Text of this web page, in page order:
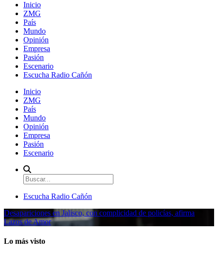
Inicio
ZMG
País
Mundo
Opinión
Empresa
Pasión
Escenario
Escucha Radio Cañón
Inicio
ZMG
País
Mundo
Opinión
Empresa
Pasión
Escenario
Escucha Radio Cañón
Desapariciones en Jalisco, con complicidad de policías, afirma
Lazos de Amor
Lo más visto